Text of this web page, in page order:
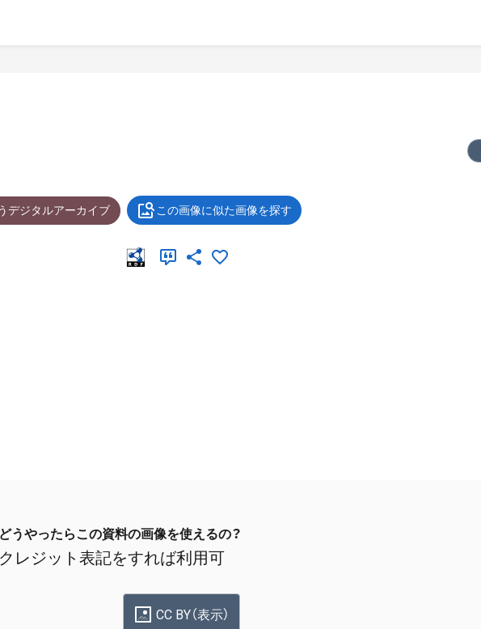
デジタルアーカイブ この画像に似た画像を探す
どうやったらこの資料の画像を使えるの？
クレジット表記をすれば利用可
CC BY（表示）